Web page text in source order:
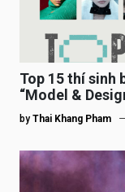
Top 15 thí sinh
“Model &
by Thai Khang Pham